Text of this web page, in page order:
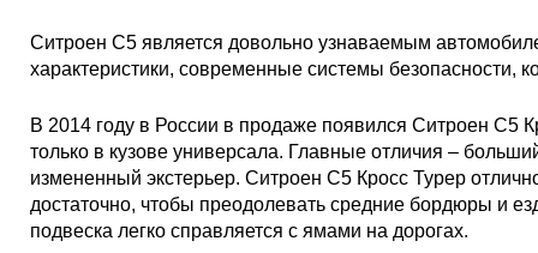
Ситроен С5 является довольно узнаваемым
характеристики, современные системы безопасности,
В 2014 году в России в продаже появился Ситроен С5
только в кузове универсала. Главные отличия –
измененный экстерьер. Ситроен С5 Кросс Турер
достаточно, чтобы преодолевать средние бордюры и
подвеска легко справляется с ямами на дорогах.